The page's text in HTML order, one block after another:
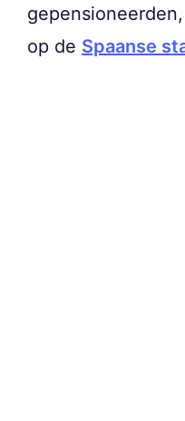
op de Spaanse